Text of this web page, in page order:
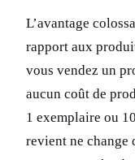
L’avantage
rapport aux
vous vendez un
aucun coût de
1 exemplaire ou
revient ne change